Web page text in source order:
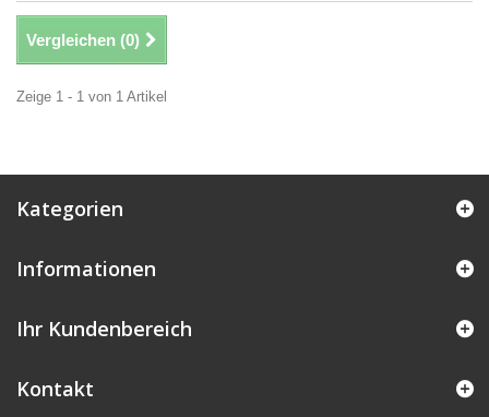
Vergleichen (0)
Zeige 1 - 1 von 1 Artikel
Kategorien
Informationen
Ihr Kundenbereich
Kontakt